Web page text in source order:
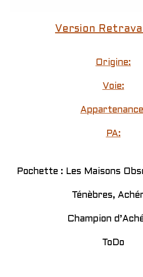
Version
Origine:
Voie:
PA:
Pochette : Les Maisons
Ténèbres,
Champion
ToDo